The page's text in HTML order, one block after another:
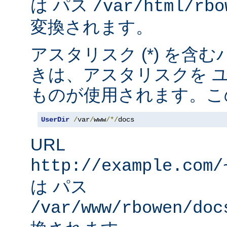
は パス /var/html/
変換されます。
アスタリスク (*) を含む
きは、アスタリスクを
ものが使用されます。
UserDir /var/www/*/docs
URL
http://
は パス
/var/www/rbowen/